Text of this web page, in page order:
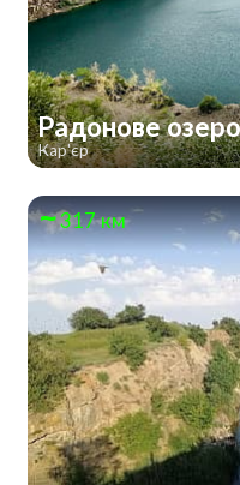
Радонове
Кар'єр
317 км